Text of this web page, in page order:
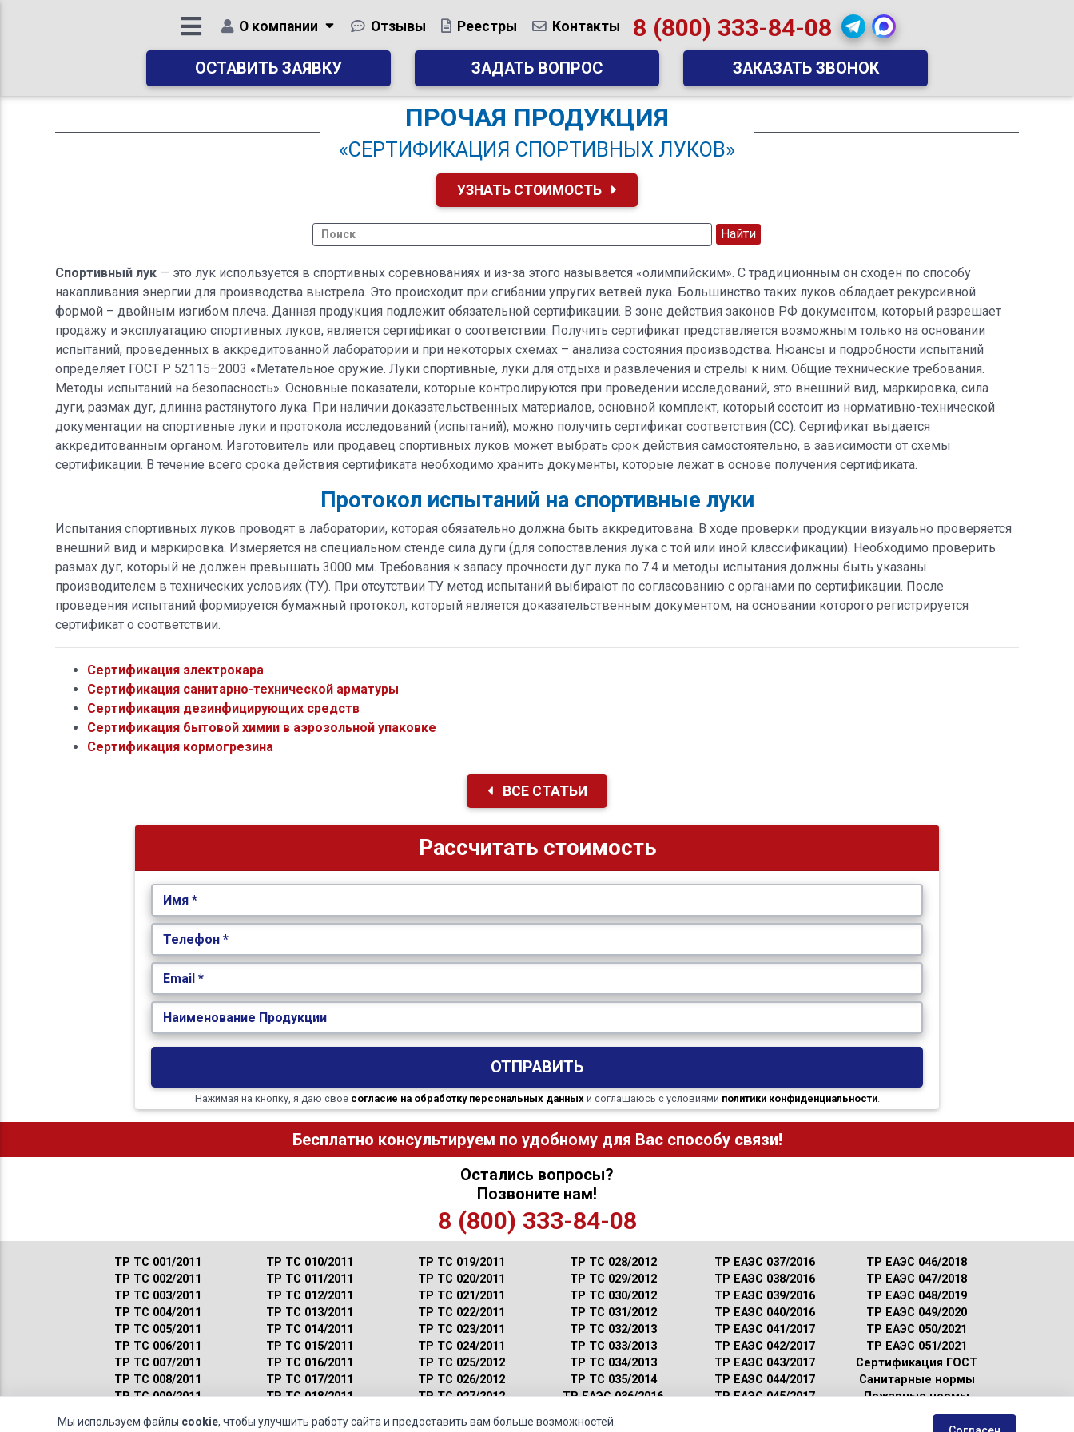
О компании Отзывы Реестры Контакты 8 (800) 333-84-08
ОСТАВИТЬ ЗАЯВКУ ЗАДАТЬ ВОПРОС ЗАКАЗАТЬ ЗВОНОК
ПРОЧАЯ ПРОДУКЦИЯ
«СЕРТИФИКАЦИЯ СПОРТИВНЫХ ЛУКОВ»
УЗНАТЬ СТОИМОСТЬ
Спортивный лук— это лук используется в спортивных соревнованиях и из-за этого называется «олимпийским». С традиционным он сходен по способу
накапливания энергии для производства выстрела. Это происходит при сгибании упругих ветвей лука. Большинство таких луков обладает рекурсивной
формой – двойным изгибом плеча. Данная продукция подлежит обязательной сертификации. В зоне действия законов РФ документом, который разрешает
продажу и эксплуатацию спортивных луков, является сертификат о соответствии. Получить сертификат представляется возможным только на основании
испытаний, проведенных в аккредитованной лаборатории и при некоторых схемах – анализа состояния производства. Нюансы и подробности испытаний
определяет ГОСТ Р 52115–2003 «Метательное оружие. Луки спортивные, луки для отдыха и развлечения и стрелы к ним. Общие технические требования.
Методы испытаний на безопасность». Основные показатели, которые контролируются при проведении исследований, это внешний вид, маркировка, сила
дуги, размах дуг, длинна растянутого лука. При наличии доказательственных материалов, основной комплект, который состоит из нормативно-технической
документации на спортивные луки и протокола исследований (испытаний), можно получить сертификат соответствия (СС). Сертификат выдается
аккредитованным органом. Изготовитель или продавец спортивных луков может выбрать срок действия самостоятельно, в зависимости от схемы
сертификации. В течение всего срока действия сертификата необходимо хранить документы, которые лежат в основе получения сертификата.
Протокол испытаний на спортивные луки
Испытания спортивных луков проводят в лаборатории, которая обязательно должна быть аккредитована. В ходе проверки продукции визуально проверяется
внешний вид и маркировка. Измеряется на специальном стенде сила дуги (для сопоставления лука с той или иной классификации). Необходимо проверить
размах дуг, который не должен превышать 3000 мм. Требования к запасу прочности дуг лука по 7.4 и методы испытания должны быть указаны
производителем в технических условиях (ТУ). При отсутствии ТУ метод испытаний выбирают по согласованию с органами по сертификации. После
проведения испытаний формируется бумажный протокол, который является доказательственным документом, на основании которого регистрируется
сертификат о соответствии.
Сертификация электрокара
Сертификация санитарно-технической арматуры
Сертификация дезинфицирующих средств
Сертификация бытовой химии в аэрозольной упаковке
Сертификация кормогрезина
ВСЕ СТАТЬИ
Рассчитать стоимость
Имя *
Телефон *
Email *
Наименование Продукции
ОТПРАВИТЬ
Нажимая на кнопку, я даю свое согласие на обработку персональных данныхи соглашаюсь с условиями политики конфиденциальности.
Бесплатно консультируем по удобному для Вас способу связи!
Остались вопросы?
Позвоните нам!
8 (800) 333-84-08
ТР ТС 001/2011
ТР ТС 002/2011
ТР ТС 003/2011
ТР ТС 004/2011
ТР ТС 005/2011
ТР ТС 006/2011
ТР ТС 007/2011
ТР ТС 008/2011
ТР ТС 009/2011
ТР ТС 010/2011
ТР ТС 011/2011
ТР ТС 012/2011
ТР ТС 013/2011
ТР ТС 014/2011
ТР ТС 015/2011
ТР ТС 016/2011
ТР ТС 017/2011
ТР ТС 018/2011
ТР ТС 019/2011
ТР ТС 020/2011
ТР ТС 021/2011
ТР ТС 022/2011
ТР ТС 023/2011
ТР ТС 024/2011
ТР ТС 025/2012
ТР ТС 026/2012
ТР ТС 027/2012
ТР ТС 028/2012
ТР ТС 029/2012
ТР ТС 030/2012
ТР ТС 031/2012
ТР ТС 032/2013
ТР ТС 033/2013
ТР ТС 034/2013
ТР ТС 035/2014
ТР ЕАЭС 036/2016
ТР ЕАЭС 037/2016
ТР ЕАЭС 038/2016
ТР ЕАЭС 039/2016
ТР ЕАЭС 040/2016
ТР ЕАЭС 041/2017
ТР ЕАЭС 042/2017
ТР ЕАЭС 043/2017
ТР ЕАЭС 044/2017
ТР ЕАЭС 045/2017
ТР ЕАЭС 046/2018
ТР ЕАЭС 047/2018
ТР ЕАЭС 048/2019
ТР ЕАЭС 049/2020
ТР ЕАЭС 050/2021
ТР ЕАЭС 051/2021
Сертификация ГОСТ
Санитарные нормы
Пожарные нормы
Мы используем файлы cookie, чтобы улучшить работу сайта и предоставить вам больше возможностей.